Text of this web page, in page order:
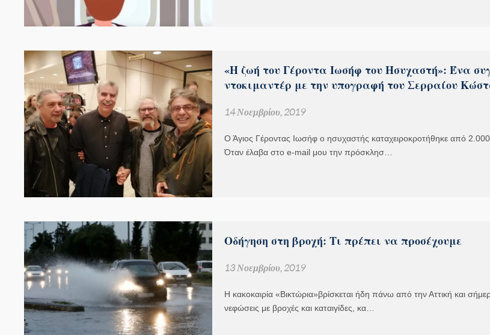
«Η ζωή του Γέροντα Ιωσήφ του Ησυχαστή»: Ένα
ντοκιμαντέρ με την υπογραφή του Σερραίου
14 Νοεμβρίου, 2019
Ο Άγιος Γέροντας Ιωσήφ ο ησυχαστής καταχειροκροτήθηκε από
Όταν έλαβα στο e-mail μου την πρόσκλησ…
Οδήγηση στη βροχή: Τι πρέπει να προσέχουμε
13 Νοεμβρίου, 2019
Η κακοκαιρία «Βικτώρια»βρίσκεται ήδη πάνω από την Αττική και
νεφώσεις με βροχές και καταιγίδες, κα…